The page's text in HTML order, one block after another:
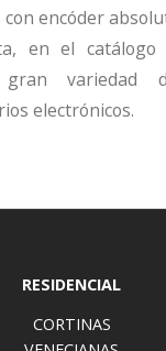
encóder
en el catálogo
variedad
electrónicos.
RESIDENCIAL
CORTINAS